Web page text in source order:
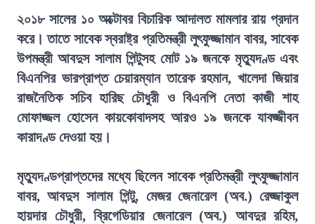
২০১৮ সালের ১০ অক্টোবর বিচারিক আদালত মামলার রায় প্রদান
করে। তাতে সাবেক স্বরাষ্ট্র প্রতিমন্ত্রী লুৎফুজ্জামান বাবর, সাবেক
উপমন্ত্রী আবদুস সালাম পিন্টুসহ মোট ১৯ জনকে মৃত্যুদণ্ড এবং
বিএনপির ভারপ্রাপ্ত চেয়ারম্যান তারেক রহমান, খালেদা জিয়ার
রাজনৈতিক সচিব হারিছ চৌধুরী ও বিএনপি নেতা কাজী শাহ
মোফাজ্জল হোসেন কায়কোবাদসহ আরও ১৯ জনকে যাবজ্জীবন
কারাদণ্ড দেওয়া হয়।
মৃত্যুদণ্ডপ্রাপ্তদের মধ্যে ছিলেন সাবেক প্রতিমন্ত্রী লুৎফুজ্জামান
বাবর, আবদুস সালাম পিন্টু, মেজর জেনারেল (অব.) রেজ্জাকুল
হায়দার চৌধুরী, ব্রিগেডিয়ার জেনারেল (অব.) আবদুর রহিম,